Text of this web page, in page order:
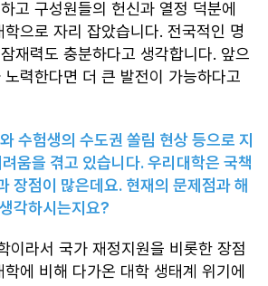
고 구성원들의 헌신과 열정 덕분에
으로 자리 잡았습니다. 전국적인 명
재력도 충분하다고 생각합니다. 앞으
력한다면 더 큰 발전이 가능하다고
수험생의 수도권 쏠림 현상 등으로 지
움을 겪고 있습니다.우리대학은 국책
장점이 많은데요. 현재의 문제점과 해
각하시는지요?
이라서 국가 재정지원을 비롯한 장점
에 비해 다가온 대학 생태계 위기에